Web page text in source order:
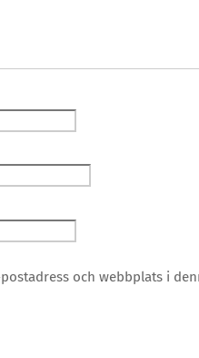
och webbplats i